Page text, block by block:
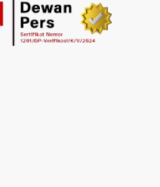
di Piala AFF 2026 Setelah
Pembaruan Buku Ajar
AI Factory Perkuat Posisi